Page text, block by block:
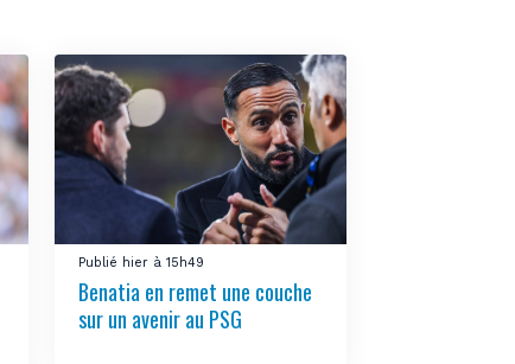
Publié hier à 15h49
Benatia en remet une couche
sur un avenir au PSG